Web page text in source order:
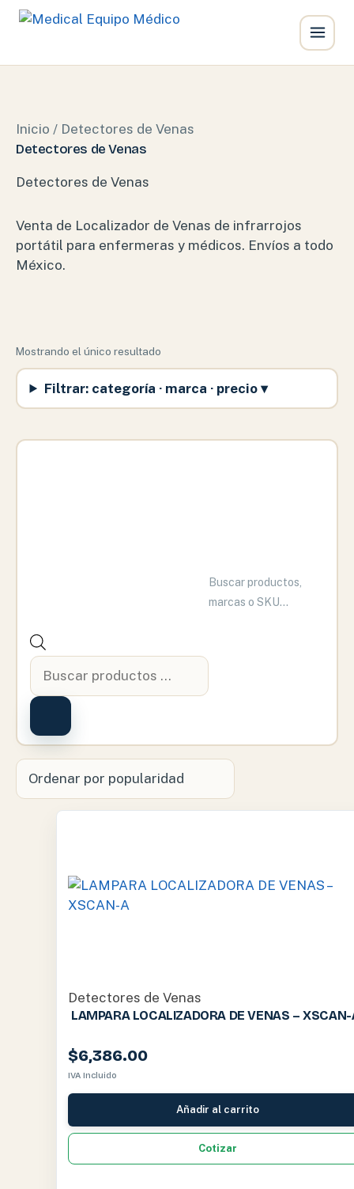
Inicio / Detectores de Venas
Detectores de Venas
Detectores de Venas
Venta de Localizador de Venas de infrarrojos
portátil para enfermeras y médicos. Envíos a todo
México.
Mostrando el único resultado
Filtrar: categoría · marca · precio ▾
Búsqueda
de
productos
Detectores de Venas
LAMPARA LOCALIZADORA DE VENAS –
$6,386.00
IVA Incluido
Añadir al carrito
Cotizar